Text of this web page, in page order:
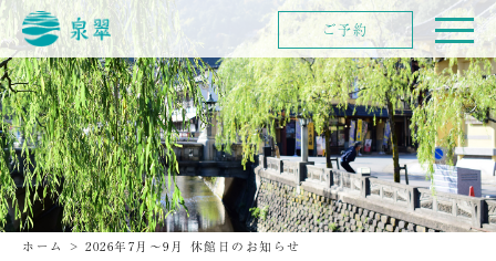
ホーム > 2026年7月〜9月 休館日のお知らせ
ご予約